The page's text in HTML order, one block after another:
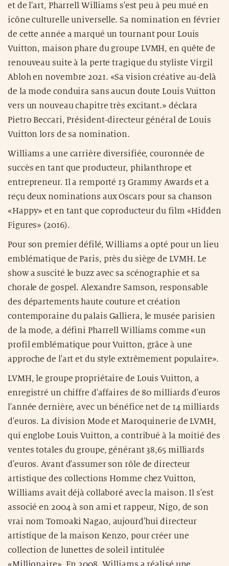
et de l'art, Pharrell Williams s'est peu à peu mué en
icône culturelle universelle. Sa nomination en février
de cette année a marqué un tournant pour Louis
Vuitton, maison phare du groupe LVMH, en quête de
renouveau suite à la perte tragique du styliste Virgil
Abloh en novembre 2021. «Sa vision créative au-delà
de la mode conduira sans aucun doute Louis Vuitton
vers un nouveau chapitre très excitant.» déclara
Pietro Beccari, Président-directeur général de Louis
Vuitton lors de sa nomination.
Williams a une carrière diversifiée, couronnée de
succès en tant que producteur, philanthrope et
entrepreneur. Il a remporté 13 Grammy Awards et a
reçu deux nominations aux Oscars pour sa chanson
«Happy» et en tant que coproducteur du film «Hidden
Figures» (2016).
Pour son premier défilé, Williams a opté pour un lieu
emblématique de Paris, près du siège de LVMH. Le
show a suscité le buzz avec sa scénographie et sa
chorale de gospel. Alexandre Samson, responsable
des départements haute couture et création
contemporaine du palais Galliera, le musée parisien
de la mode, a défini Pharrell Williams comme «un
profil emblématique pour Vuitton, grâce à une
approche de l'art et du style extrêmement populaire».
LVMH, le groupe propriétaire de Louis Vuitton, a
enregistré un chiffre d'affaires de 80 milliards d'euros
l'année dernière, avec un bénéfice net de 14 milliards
d'euros. La division Mode et Maroquinerie de LVMH,
qui englobe Louis Vuitton, a contribué à la moitié des
ventes totales du groupe, générant 38,65 milliards
d'euros. Avant d'assumer son rôle de directeur
artistique des collections Homme chez Vuitton,
Williams avait déjà collaboré avec la maison. Il s'est
associé en 2004 à son ami et rappeur, Nigo, de son
vrai nom Tomoaki Nagao, aujourd'hui directeur
artistique de la maison Kenzo, pour créer une
collection de lunettes de soleil intitulée